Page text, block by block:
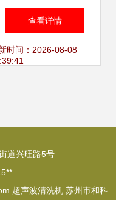
市奋进表面处理材
料的卓越之选
查看详情
时间：2026-08-08
道兴旺路5号
超声波清洗机 苏州市和科